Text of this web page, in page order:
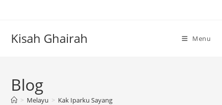
Kisah Ghairah Menu
Blog
> Melayu > Kak Iparku Sayang